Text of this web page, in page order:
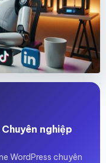
nghiệp
WordPress chuyên